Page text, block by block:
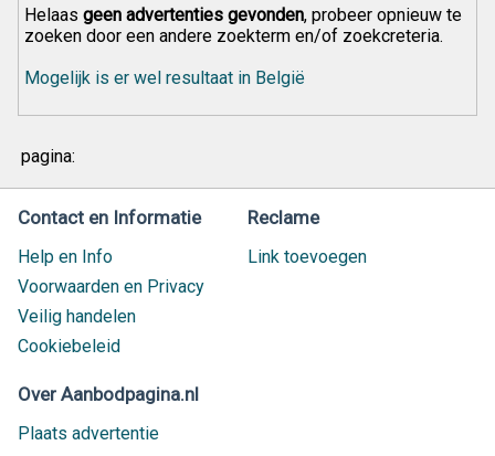
Helaas geen advertenties gevonden, probeer opnieuw te
zoeken door een andere zoekterm en/of zoekcreteria.
Mogelijk is er wel resultaat in België
pagina:
Contact en Informatie
Help en Info
Voorwaarden en Privacy
Veilig handelen
Cookiebeleid
Reclame
Link toevoegen
Over Aanbodpagina.nl
Plaats advertentie